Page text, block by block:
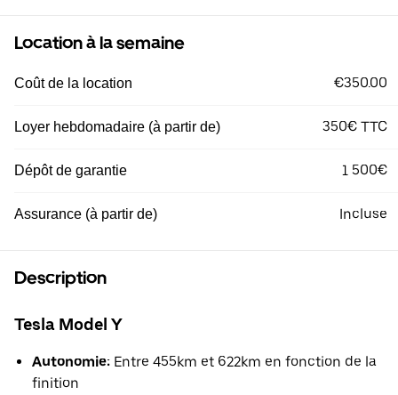
Location à la semaine
Coût de la location €350.00
Loyer hebdomadaire (à partir de) 350€ TTC
Dépôt de garantie 1 500€
Assurance (à partir de) Incluse
Description
Tesla Model Y
Autonomie: Entre 455km et 622km en fonction de la
finition